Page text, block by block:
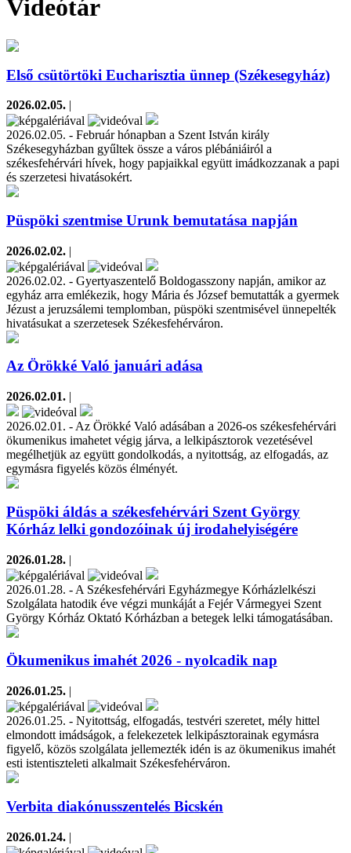
Videótár
Első csütörtöki Eucharisztia ünnep (Székesegyház)
2026.02.05. |
2026.02.05. - Február hónapban a Szent István király
Székesegyházban gyűltek össze a város plébániáiról a
székesfehérvári hívek, hogy papjaikkal együtt imádkozzanak a papi
és szerzetesi hivatásokért.
Püspöki szentmise Urunk bemutatása napján
2026.02.02. |
2026.02.02. - Gyertyaszentelő Boldogasszony napján, amikor az
egyház arra emlékezik, hogy Mária és József bemutatták a gyermek
Jézust a jeruzsálemi templomban, püspöki szentmisével ünnepelték
hivatásukat a szerzetesek Székesfehérváron.
Az Örökké Való januári adása
2026.02.01. |
2026.02.01. - Az Örökké Való adásában a 2026-os székesfehérvári
ökumenikus imahetet végig járva, a lelkipásztorok vezetésével
megélhetjük az együtt gondolkodás, a nyitottság, az elfogadás, az
egymásra figyelés közös élményét.
Püspöki áldás a székesfehérvári Szent György
Kórház lelki gondozóinak új irodahelyiségére
2026.01.28. |
2026.01.28. - A Székesfehérvári Egyházmegye Kórházlelkészi
Szolgálata hatodik éve végzi munkáját a Fejér Vármegyei Szent
György Kórház Oktató Kórházban a betegek lelki támogatásában.
Ökumenikus imahét 2026 - nyolcadik nap
2026.01.25. |
2026.01.25. - Nyitottság, elfogadás, testvéri szeretet, mély hittel
elmondott imádságok, a felekezetek lelkipásztorainak egymásra
figyelő, közös szolgálata jellemezték idén is az ökumenikus imahét
esti istentiszteleti alkalmait Székesfehérváron.
Verbita diakónusszentelés Bicskén
2026.01.24. |